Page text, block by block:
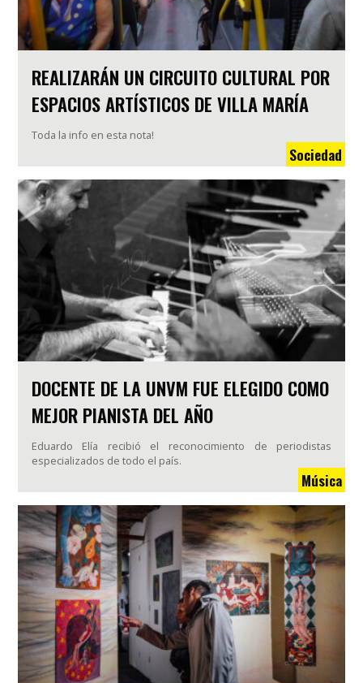
REALIZARÁN UN CIRCUITO CULTURAL POR
ESPACIOS ARTÍSTICOS DE VILLA MARÍA
Toda la info en esta nota!
Sociedad
DOCENTE DE LA UNVM FUE ELEGIDO COMO
MEJOR PIANISTA DEL AÑO
Eduardo Elía recibió el reconocimiento de periodistas
especializados de todo el país.
Música